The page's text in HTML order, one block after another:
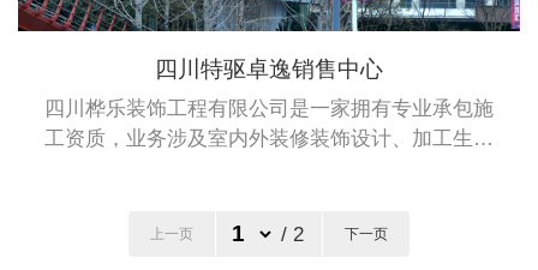
四川特驱卓逸销售中心
四川桦乐装饰工程有限公司是一家拥有专业承包施
工资质，业务涉及室内外装修装饰设计、加工生产
二级资质和钢结构专业承包施工二级资质。
上一页 / 2 下一页